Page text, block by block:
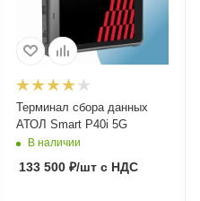
Терминал сбора данных
АТОЛ Smart P40i 5G
В наличии
133 500₽/штс НДС